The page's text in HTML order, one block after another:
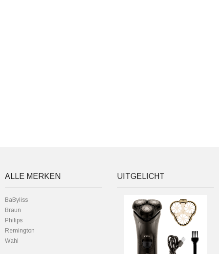
ALLE MERKEN
BaByliss
Braun
Philips
Remington
Wahl
UITGELICHT